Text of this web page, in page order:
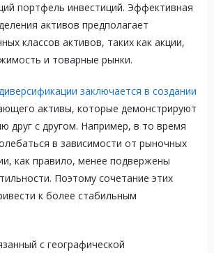
портфель инвестиций. Эффективная
активов предполагает
классов активов, таких как акции,
и товарные рынки.
заключается в создании
активы, которые демонстрируют
друг с другом. Например, в то время
в зависимости от рыночных
как правило, менее подвержены
Поэтому сочетание этих
к более стабильным
с географической